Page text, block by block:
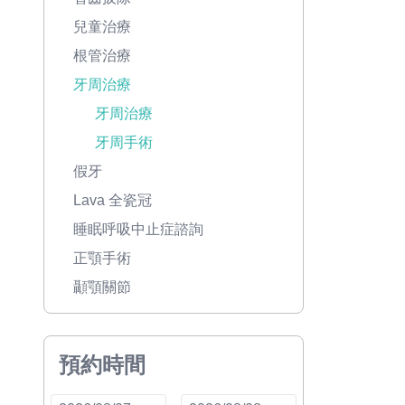
兒童治療
根管治療
牙周治療
牙周治療
牙周手術
假牙
Lava 全瓷冠
睡眠呼吸中止症諮詢
正顎手術
顳顎關節
預約時間